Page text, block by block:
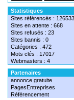
Statistiques
Sites référencés : 126533
Sites en attente : 668
Sites refusés : 23
Sites bannis : 0
Catégories : 472
Mots clés : 17017
Webmasters : 4
Partenaires
annonce gratuite
PagesEntreprises
Référencement